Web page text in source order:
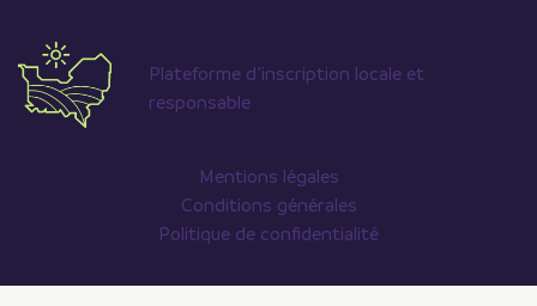
Plateforme d’inscription locale et
responsable
Mentions légales
Conditions générales
Politique de confidentialité